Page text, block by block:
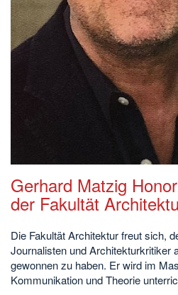
Gerhard Matzig
der Fakultät
Die Fakultät Architektur freut sich,
Journalisten und Architekturkritiker
gewonnen zu haben. Er wird im
Kommunikation und Theorie